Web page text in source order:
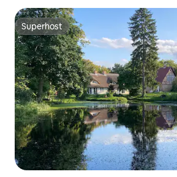
Superhost
Superhost